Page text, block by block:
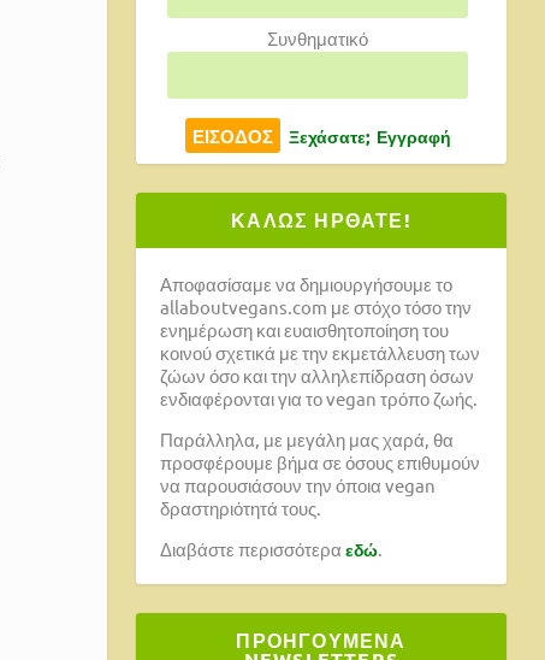
Συνθηματικό
Ξεχάσατε; Εγγραφή
ΚΑΛΩΣ ΗΡΘΑΤΕ!
Αποφασίσαμε να δημιουργήσουμε το
allaboutvegans.com με στόχο τόσο την
ενημέρωση και ευαισθητοποίηση του
κοινού σχετικά με την εκμετάλλευση των
ζώων όσο και την αλληλεπίδραση όσων
ενδιαφέρονται για το vegan τρόπο ζωής.
Παράλληλα, με μεγάλη μας χαρά, θα
προσφέρουμε βήμα σε όσους επιθυμούν
να παρουσιάσουν την όποια vegan
δραστηριότητά τους.
Διαβάστε περισσότερα εδώ.
ΠΡΟΗΓΟΥΜΕΝΑ